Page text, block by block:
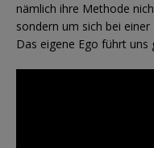
nämlich ihre Methode
sondern um sich bei
Das eigene Ego führt